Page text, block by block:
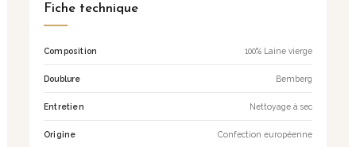
Fiche technique
Composition 100% Laine vierge
Doublure Bemberg
Entretien Nettoyage à sec
Origine Confection européenne